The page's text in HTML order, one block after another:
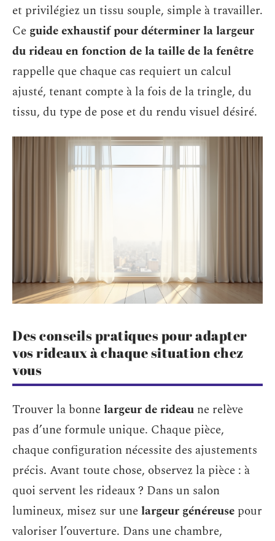
et privilégiez un tissu souple, simple à travailler.
Ce guide exhaustif pour déterminer la largeur
du rideau en fonction de la taille de la fenêtre
rappelle que chaque cas requiert un calcul
ajusté, tenant compte à la fois de la tringle, du
tissu, du type de pose et du rendu visuel désiré.
Des conseils pratiques pour adapter
vos rideaux à chaque situation chez
vous
Trouver la bonnelargeur de rideau ne relève
pas d’une formule unique. Chaque pièce,
chaque configuration nécessite des ajustements
précis. Avant toute chose, observez la pièce : à
quoi servent les rideaux ? Dans un salon
lumineux, misez sur unelargeur généreuse pour
valoriser l’ouverture. Dans une chambre,